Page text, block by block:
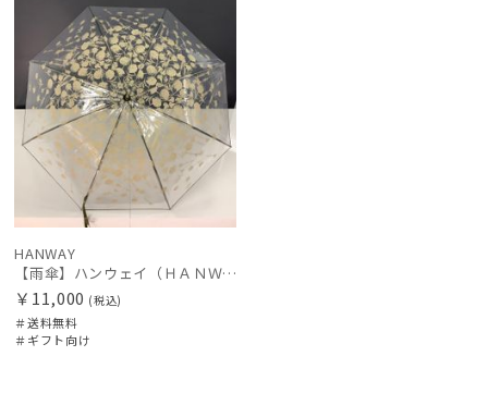
カテゴリー
ブランド
傘機能
マフラー・ストール・スカーフ
帽子
手袋・アームカバー
価格の低い
順
人気順
売上点数順
お気に入り
順
HANWAY
【雨傘】ハンウェイ（ＨＡＮＷＡＹ）Cempasuchil （センパスチル）
￥11,000 (税込)
＃送料無料
＃ギフト向け